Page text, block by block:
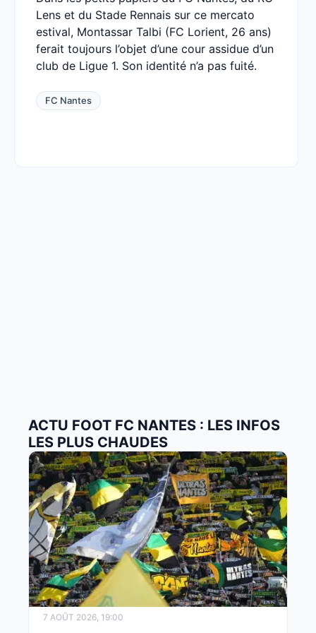
Lens et du Stade Rennais sur ce mercato
estival, Montassar Talbi (FC Lorient, 26 ans)
ferait toujours l’objet d’une cour assidue d’un
club de Ligue 1. Son identité n’a pas fuité.
FC Nantes
ACTU FOOT FC NANTES : LES INFOS
LES PLUS CHAUDES
7 AOÛT 2026, 19:00